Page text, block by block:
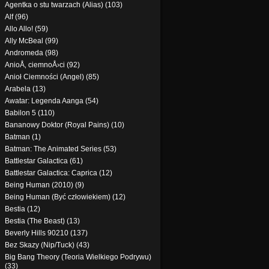
Agentka o stu twarzach (Alias) (103)
Alf (96)
Allo Allo! (59)
Ally McBeal (99)
Andromeda (98)
AnioÅ‚ ciemnoÅ›ci (92)
Anioł Ciemności (Angel) (85)
Arabela (13)
Awatar: Legenda Aanga (54)
Babilon 5 (110)
Bananowy Doktor (Royal Pains) (10)
Batman (1)
Batman: The Animated Series (53)
Battlestar Galactica (61)
Battlestar Galactica: Caprica (12)
Being Human (2010) (9)
Being Human (Być człowiekiem) (12)
Bestia (12)
Bestia (The Beast) (13)
Beverly Hills 90210 (137)
Bez Skazy (Nip/Tuck) (43)
Big Bang Theory (Teoria Wielkiego Podrywu)
(33)